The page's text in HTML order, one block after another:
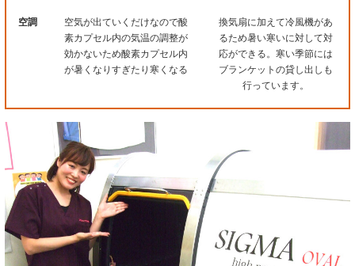
空調
空気が出ていくだけなので酸
素カプセル内の気温の調整が
効かないため酸素カプセル内
が暑くなりすぎたり寒くなる
換気扇に加えて冷風機があ
るため暑い寒いに対して対
応ができる。寒い季節には
ブランケットの貸し出しも
行っています。